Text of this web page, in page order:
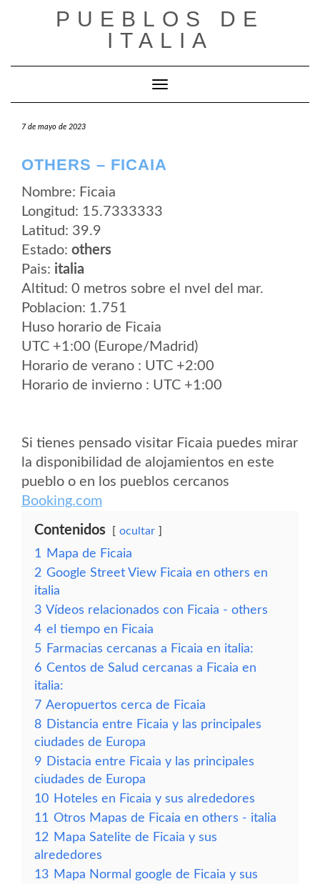
PUEBLOS DE
ITALIA
Cambiar modo de navegación
7 de mayo de 2023
OTHERS – FICAIA
Nombre: Ficaia
Longitud: 15.7333333
Latitud: 39.9
Estado: others
Pais: italia
Altitud: 0 metros sobre el nvel del mar.
Poblacion: 1.751
Huso horario de Ficaia
UTC +1:00 (Europe/Madrid)
Horario de verano : UTC +2:00
Horario de invierno : UTC +1:00
Si tienes pensado visitar Ficaia puedes mirar
la disponibilidad de alojamientos en este
pueblo o en los pueblos cercanos
Booking.com
Contenidos ocultar
1
Mapa de Ficaia
2 Google Street View Ficaia en others en
italia
3 Vídeos relacionados con Ficaia - others
4 el tiempo en Ficaia
5 Farmacias cercanas a Ficaia en italia:
6 Centos de Salud cercanas a Ficaia en
italia:
7 Aeropuertos cerca de Ficaia
8 Distancia entre Ficaia y las principales
ciudades de Europa
9 Distacia entre Ficaia y las principales
ciudades de Europa
10 Hoteles en Ficaia y sus alrededores
11 Otros Mapas de Ficaia en others - italia
12 Mapa Satelite de Ficaia y sus
alrededores
13 Mapa Normal google de Ficaia y sus